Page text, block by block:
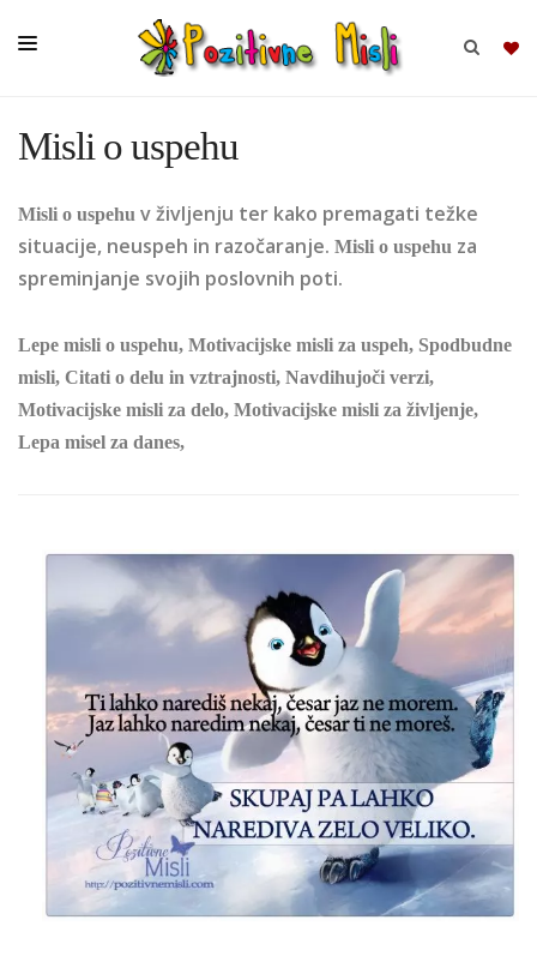
SKUPINE
MISLI
Misli o uspehu
Misli o uspehu v življenju ter kako premagati težke
situacije, neuspeh in razočaranje. Misli o uspehu za
spreminjanje svojih poslovnih poti.
Lepe misli o uspehu, Motivacijske misli za uspeh, Spodbudne
misli, Citati o delu in vztrajnosti, Navdihujoči verzi,
Motivacijske misli za delo, Motivacijske misli za življenje,
Lepa misel za danes,